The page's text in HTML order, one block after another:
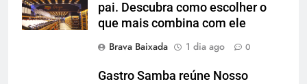
pai. Descubra como escolher o
que mais combina com ele
Brava Baixada
1 dia ago 0
Gastro Samba reúne Nosso